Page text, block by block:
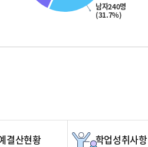
남자240명
(31.7%)
산현황 학업성취사항